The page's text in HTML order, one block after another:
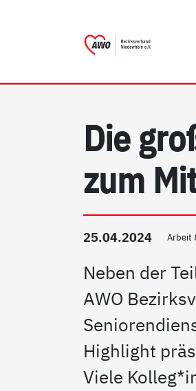
Die
zum
25.04.2024 Arbeit
Neben der
AWO
Highlight
Viele